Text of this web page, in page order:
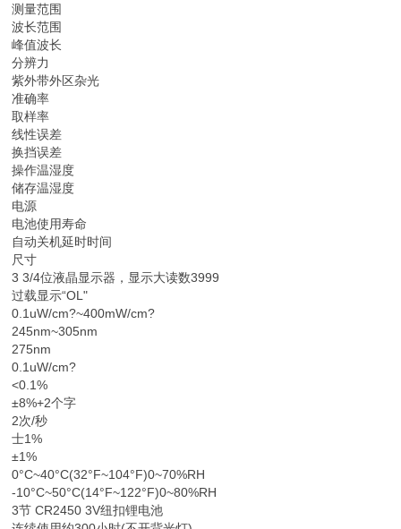
测量范围
波长范围
峰值波长
分辨力
紫外带外区杂光
准确率
取样率
线性误差
换挡误差
操作温湿度
储存温湿度
电源
电池使用寿命
自动关机延时时间
尺寸
3 3/4位液晶显示器，显示大读数3999
过载显示“OL"
0.1uW/cm?~400mW/cm?
245nm~305nm
275nm
0.1uW/cm?
<0.1%
±8%+2个字
2次/秒
士1%
±1%
0°C~40°C(32°F~104°F)0~70%RH
-10°C~50°C(14°F~122°F)0~80%RH
3节 CR2450 3V纽扣锂电池